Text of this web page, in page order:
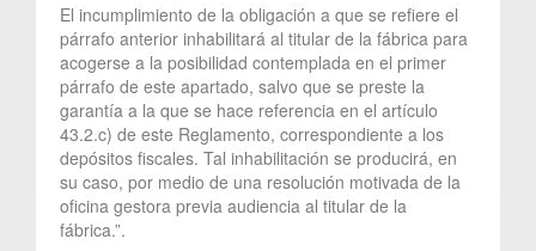
El incumplimiento de la obligación a que se refiere el
párrafo anterior inhabilitará al titular de la fábrica para
acogerse a la posibilidad contemplada en el primer
párrafo de este apartado, salvo que se preste la
garantía a la que se hace referencia en el artículo
43.2.c) de este Reglamento, correspondiente a los
depósitos fiscales. Tal inhabilitación se producirá, en
su caso, por medio de una resolución motivada de la
oficina gestora previa audiencia al titular de la
fábrica.”.